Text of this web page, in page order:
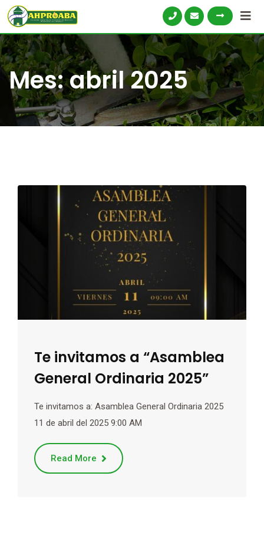
Mes:abril 2025
Te invitamos a “Asamblea
General Ordinaria 2025”
Te invitamos a: Asamblea General Ordinaria 2025
11 de abril del 2025 9:00 AM
Read More